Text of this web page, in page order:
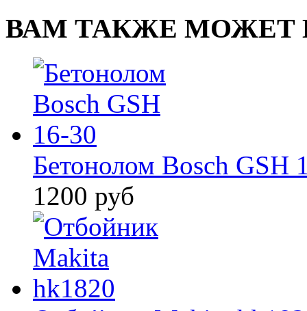
ВАМ ТАКЖЕ МОЖЕТ
Бетонолом Bosch GSH
1200 руб